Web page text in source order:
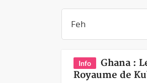
Info
Ghana :
Royaume de